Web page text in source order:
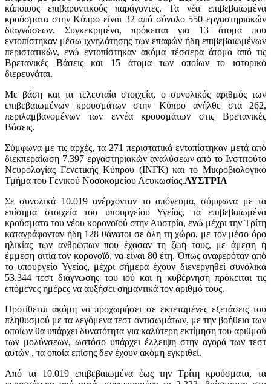
κάποιους επιβαρυντικούς παράγοντες. Τα νέα επιβεβαιωμένα
κρούσματα στην Κύπρο είναι 32 από σύνολο 550 εργαστηριακών
διαγνώσεων. Συγκεκριμένα, πρόκειται για 13 άτομα που
εντοπίστηκαν μέσω ιχνηλάτησης των επαφών ήδη επιβεβαιωμένων
περιστατικών, ενώ εντοπίστηκαν ακόμα τέσσερα άτομα από τις
Βρετανικές Βάσεις και 15 άτομα των οποίων το ιστορικό
διερευνάται.
Με βάση και τα τελευταία στοιχεία, ο συνολικός αριθμός των
επιβεβαιωμένων κρουσμάτων στην Κύπρο ανήλθε στα 262,
περιλαμβανομένων των εννέα κρουσμάτων στις Βρετανικές
Βάσεις.
Σύμφωνα με τις αρχές, τα 271 περιστατικά εντοπίστηκαν μετά από
διεκπεραίωση 7.397 εργαστηριακών αναλύσεων από το Ινστιτούτο
Νευρολογίας Γενετικής Κύπρου (ΙΝΓΚ) και το Μικροβιολογικό
Τμήμα του Γενικού Νοσοκομείου Λευκωσίας.ΑΥΣΤΡΙΑ
Σε συνολικά 10.019 ανέρχονταν το απόγευμα, σύμφωνα με τα
επίσημα στοιχεία του υπουργείου Υγείας, τα επιβεβαιωμένα
κρούσματα του νέου κορονοϊού στην Αυστρία, ενώ μέχρι την Τρίτη
καταγράφονταν ήδη 128 θάνατοι σε όλη τη χώρα, με τον μέσο όρο
ηλικίας των ανθρώπων που έχασαν τη ζωή τους, με άμεση ή
έμμεση αιτία τον κορονοϊό, να είναι 80 έτη. Όπως αναφερόταν από
το υπουργείο Υγείας, μέχρι σήμερα έχουν διενεργηθεί συνολικά
53.344 τεστ διάγνωσης του ιού και η κυβέρνηση πρόκειται τις
επόμενες ημέρες να αυξήσει σημαντικά τον αριθμό τους.
Προτίθεται ακόμη να προχωρήσει σε εκτεταμένες εξετάσεις του
πληθυσμού με τα λεγόμενα τεστ αντισωμάτων, με την βοήθεια των
οποίων θα υπάρχει δυνατότητα για καλύτερη εκτίμηση του αριθμού
των μολύνσεων, ωστόσο υπάρχει έλλειψη στην αγορά των τεστ
αυτών , τα οποία επίσης δεν έχουν ακόμη εγκριθεί.
Από τα 10.019 επιβεβαιωμένα έως την Τρίτη κρούσματα, τα